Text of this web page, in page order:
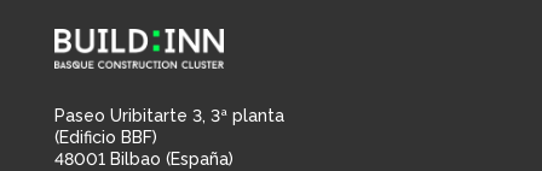
Paseo Uribitarte 3, 3ª planta
(Edificio BBF)
48001 Bilbao (España)